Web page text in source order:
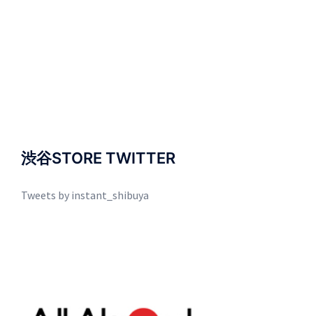
渋谷STORE TWITTER
Tweets by instant_shibuya